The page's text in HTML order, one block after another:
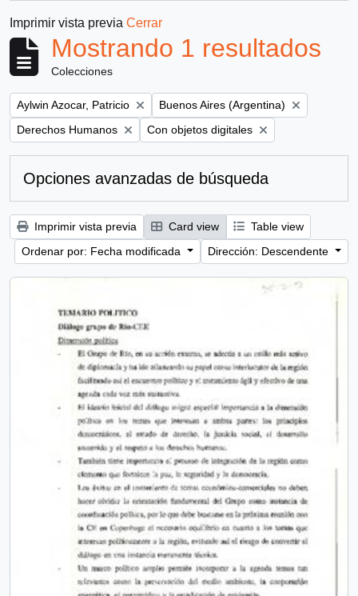
Imprimir vista previa Cerrar
Mostrando 1 resultados
Colecciones
Remove filter:
Aylwin Azocar, Patricio Remove filter:
Buenos Aires (Argentina)
Remove filter:
Derechos Humanos Remove filter:
Con objetos digitales
Opciones avanzadas de búsqueda
Imprimir vista previa Card view
Table view
Ordenar por: Fecha modificada
Dirección: Descendente